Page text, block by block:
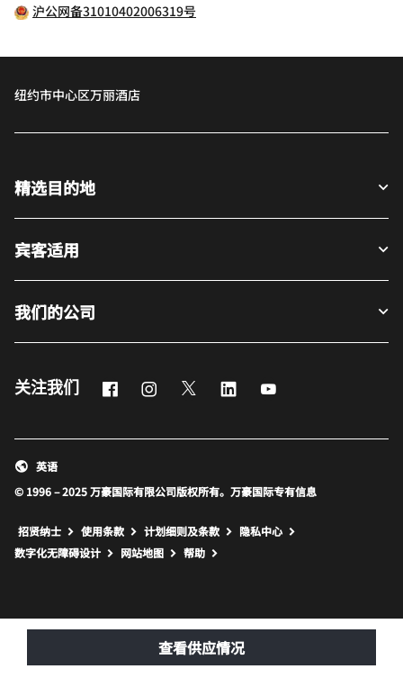
查看供应情况
沪公网备31010402006319号
纽约市中心区万丽酒店
精选目的地
宾客适用
我们的公司
关注我们 FacebookInstagram
Twitter LinkedIn
© 1996 – 2025 万豪国际有限公司版权所有。万豪国际专有信息
英语
招贤纳士 使用条款 计划细则及条款
隐私中心
数字化无障碍设计
网站地图 打开新窗口
帮助